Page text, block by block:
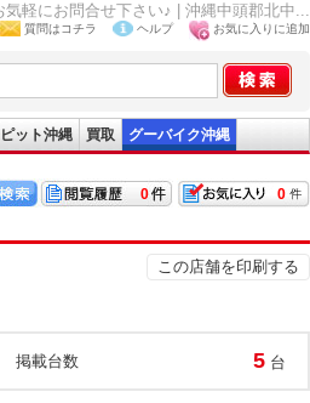
軽にお問合せ下さい♪ | 沖縄中頭郡北中...
質問はコチラ ヘルプ お気に入りに追加
ット沖縄 買取 グーバイク沖縄
0
0
この店舗を印刷する
掲載台数 5 台